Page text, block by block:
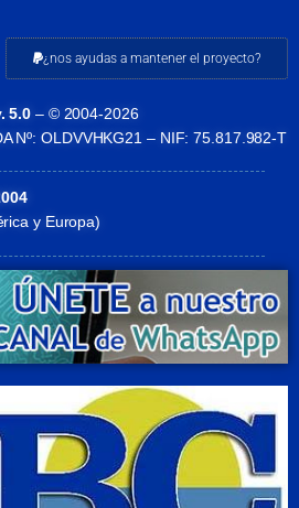
¿nos ayudas a mantener el proyecto?
5.0 – © 2004-2026
Nº: OLDVVHKG21 – NIF: 75.817.982-T
y Europa)